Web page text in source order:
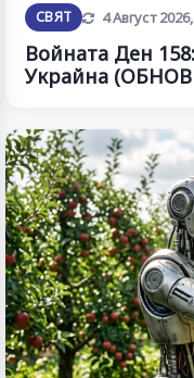
СВЯТ Обновена
4 Август
Войната Ден
Украйна